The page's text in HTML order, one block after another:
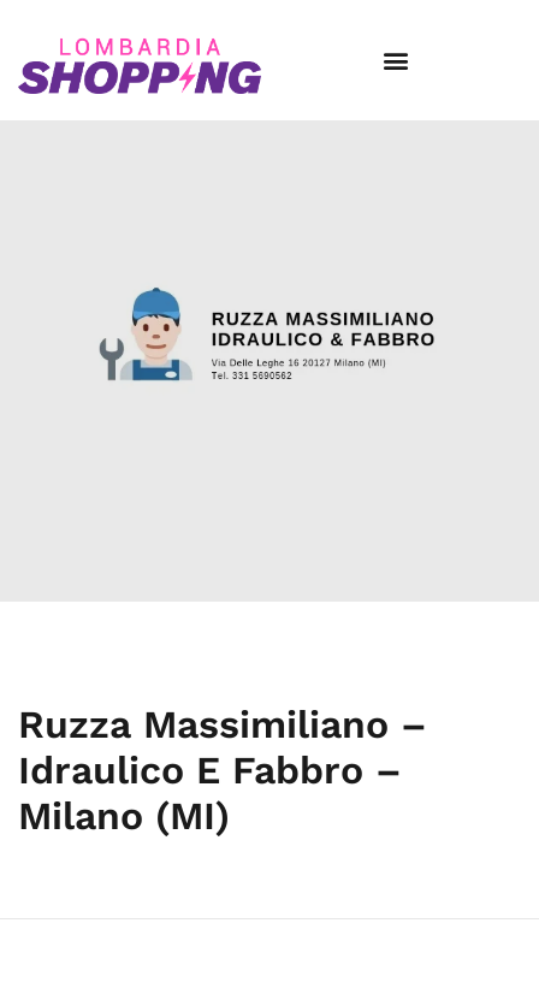
Ruzza Massimiliano –
Idraulico E Fabbro –
Milano (MI)